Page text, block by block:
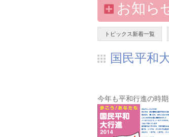
お知ら
トピックス新着一覧
国民平和
今年も平和行進の時